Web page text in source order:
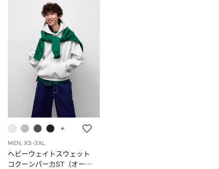
MEN, XS-3XL
ヘビーウェイトスウェット
コクーンパーカST（オーバ